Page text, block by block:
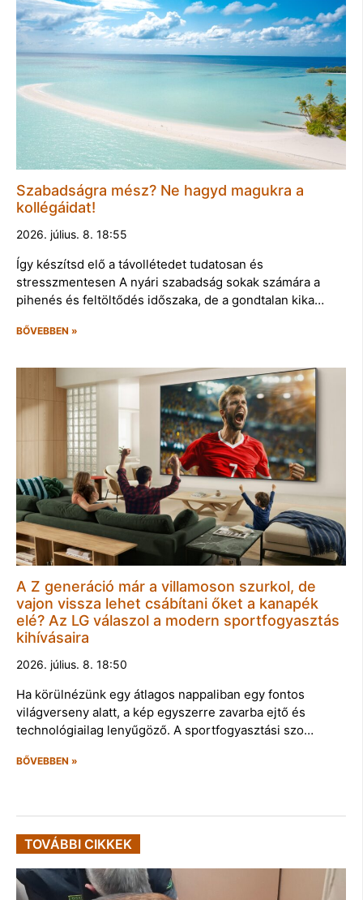
Szabadságra mész? Ne hagyd magukra a
kollégáidat!
2026. július. 8. 18:55
Így készítsd elő a távollétedet tudatosan és
stresszmentesen A nyári szabadság sokak számára a
pihenés és feltöltődés időszaka, de a gondtalan kika…
BŐVEBBEN »
A Z generáció már a villamoson szurkol, de
vajon vissza lehet csábítani őket a kanapék
elé? Az LG válaszol a modern sportfogyasztás
kihívásaira
2026. július. 8. 18:50
Ha körülnézünk egy átlagos nappaliban egy fontos
világverseny alatt, a kép egyszerre zavarba ejtő és
technológiailag lenyűgöző. A sportfogyasztási szo…
BŐVEBBEN »
TOVÁBBI CIKKEK